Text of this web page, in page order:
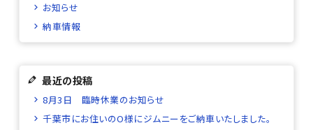
お知らせ
納車情報
最近の投稿
8月3日 臨時休業のお知らせ
千葉市にお住いのO様にジムニーをご納車いたしました。